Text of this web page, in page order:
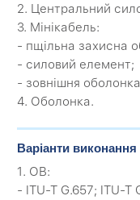
2. Центральний
3. Мінікабель:
- пщільна захисна
- силовий елемент;
- зовнішня
4. Оболонка.
Варіанти виконання
1. ОВ:
- ITU-T G.657; ITU-T